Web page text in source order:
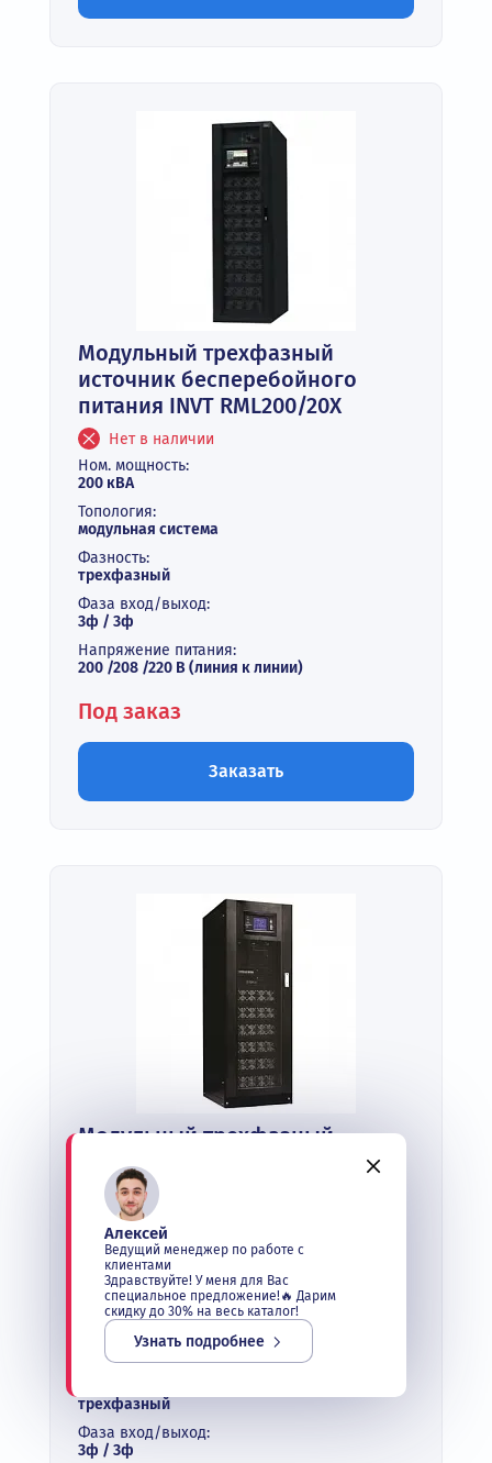
Модульный трехфазный
источник бесперебойного
питания INVT RML200/20X
Нет в наличии
Ном. мощность:
200 кВА
Топология:
модульная система
Фазность:
трехфазный
Фаза вход/выход:
3ф / 3ф
Напряжение питания:
200 /208 /220 В (линия к линии)
Под заказ
Заказать
Модульный трехфазный
источник бесперебойного
питания INVT RM120/20
В наличии
Выходная мощность:
120 кВА
Тип:
промышленные ИБП
Топология:
модульная система
трехфазный
Фаза вход/выход:
3ф / 3ф
Алексей
Ведущий менеджер по работе с
клиентами
Здравствуйте! У меня для Вас
специальное предложение!🔥 Дарим
скидку до 30% на весь каталог!
Узнать подробнее